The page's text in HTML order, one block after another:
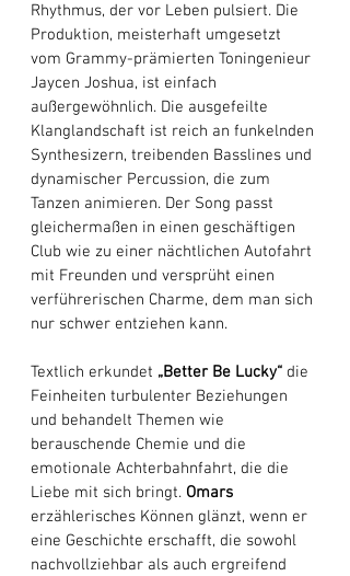
Rhythmus, der vor Leben pulsiert. Die
Produktion, meisterhaft umgesetzt
vom Grammy-prämierten Toningenieur
Jaycen Joshua, ist einfach
außergewöhnlich. Die ausgefeilte
Klanglandschaft ist reich an funkelnden
Synthesizern, treibenden Basslines und
dynamischer Percussion, die zum
Tanzen animieren. Der Song passt
gleichermaßen in einen geschäftigen
Club wie zu einer nächtlichen Autofahrt
mit Freunden und versprüht einen
verführerischen Charme, dem man sich
nur schwer entziehen kann.
Textlich erkundet „Better Be Lucky“ die
Feinheiten turbulenter Beziehungen
und behandelt Themen wie
berauschende Chemie und die
emotionale Achterbahnfahrt, die die
Liebe mit sich bringt. Omars
erzählerisches Können glänzt, wenn er
eine Geschichte erschafft, die sowohl
nachvollziehbar als auch ergreifend